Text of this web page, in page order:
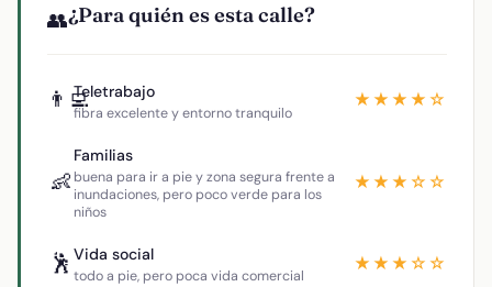
👥¿Para quién es esta calle?
👨‍💻Teletrabajo
fibra excelente y entorno tranquilo
★★★★☆
👶
Familias
buena para ir a pie y zona segura frente a
inundaciones, pero poco verde para los
niños
★★★☆☆
🕺 Vida social
todo a pie, pero poca vida comercial
★★★☆☆